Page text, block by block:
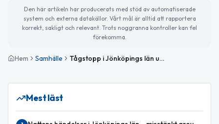
Den här artikeln har producerats med stöd av automatiserade
system och externa datakällor. Vårt mål är alltid att rapportera
korrekt, sakligt och relevant. Trots noggranna kontroller kan fel
förekomma.
Hem Samhälle Tågstopp i Jönköpings län under helgen på grund av värme
Mest läst